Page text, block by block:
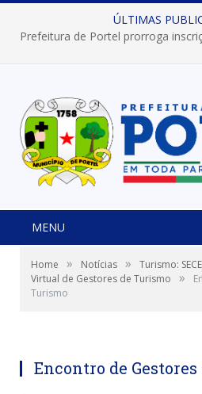
ÚLTIMAS
MENU
Home » Notícias »
Turismo:
Virtual de Gestores de Turismo
»
Turismo
Encontro de